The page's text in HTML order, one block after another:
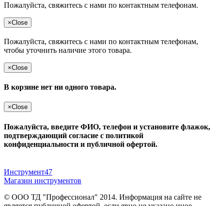
Пожалуйста, свяжитесь с нами по контактным телефонам.
×Close
Пожалуйста, свяжитесь с нами по контактным телефонам,
чтобы уточнить наличие этого товара.
×Close
В корзине нет ни одного товара.
×Close
Пожалуйста, введите ФИО, телефон и установите флажок,
подтверждающий согласие с политикой
конфиденциальности и публичной офертой.
Инструмент47
Магазин инструментов
© ООО ТД "Профессионал" 2014. Информация на сайте не